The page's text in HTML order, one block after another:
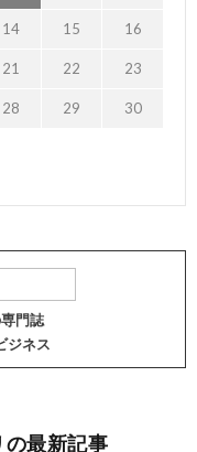
14 15 16
21 22 23
28 29 30
門誌
ジネス
の最新記事